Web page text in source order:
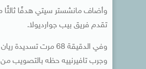
تقدم فريق بيب جوارديولا.
وفي الدقيقة 68 مرت تسديدة ريان شرقي من على حدود منطقة الجزاء أعلى عارضة بورنموث.